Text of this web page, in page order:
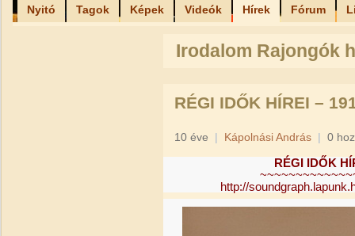
Nyitó Tagok Képek Videók Hírek Fórum
Irodalom Rajongók
RÉGI IDŐK HÍREI –
10 éve | Kápolnási András | 0
RÉGI IDŐK
http://